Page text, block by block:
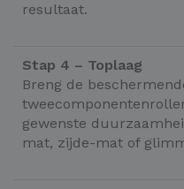
resultaat.
Stap 4 – Toplaag
Breng de
gewenste
mat, zijde-mat of